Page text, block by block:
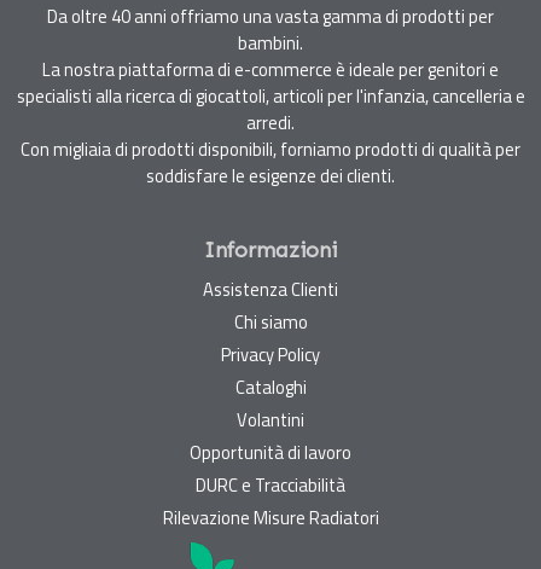
Da oltre 40 anni offriamo una vasta gamma di prodotti per
bambini.
La nostra piattaforma di e-commerce è ideale per genitori e
specialisti alla ricerca di giocattoli, articoli per l'infanzia, cancelleria e
arredi.
Con migliaia di prodotti disponibili, forniamo prodotti di qualità per
soddisfare le esigenze dei clienti.
Informazioni
Assistenza Clienti
Chi siamo
Privacy Policy
Cataloghi
Volantini
Opportunità di lavoro
DURC e Tracciabilità
Rilevazione Misure Radiatori